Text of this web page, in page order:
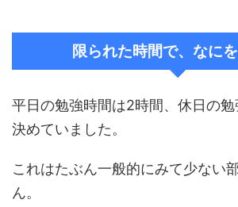
限られた時間で、なに
平日の勉強時間は2時間、休日の
決めていました。
これはたぶん一般的にみて少ない
ん。